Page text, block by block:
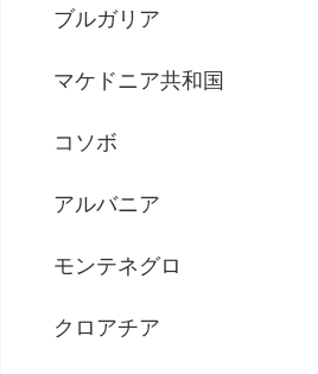
ブルガリア
マケドニア共和国
コソボ
アルバニア
モンテネグロ
クロアチア